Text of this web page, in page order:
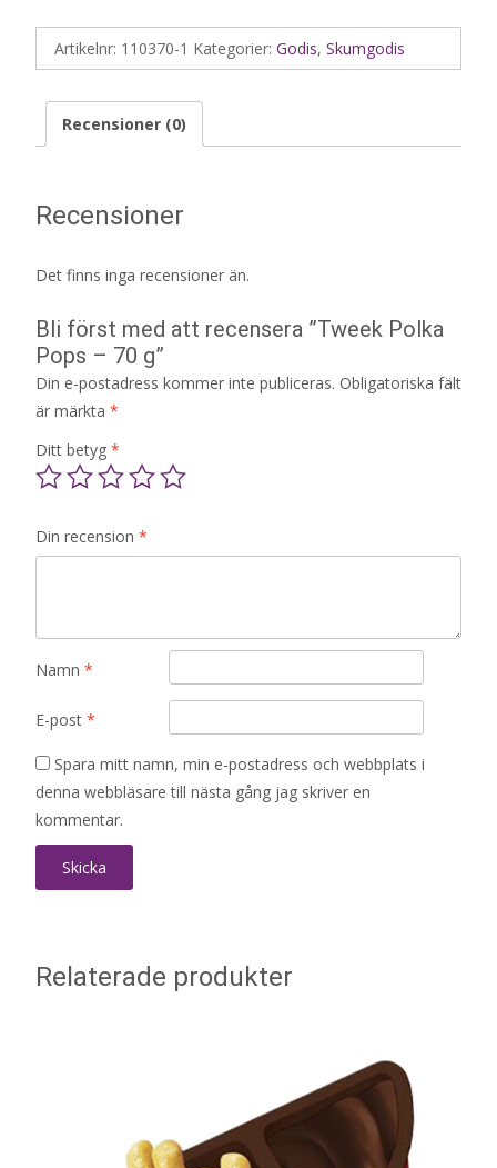
Artikelnr: 110370-1 Kategorier: Godis, Skumgodis
Recensioner (0)
Recensioner
Det finns inga recensioner än.
Bli först med att recensera ”Tweek Polka
Pops – 70 g”
Din e-postadress kommer inte publiceras. Obligatoriska fält
är märkta *
Ditt betyg *
Din recension *
Namn *
E-post *
Spara mitt namn, min e-postadress och webbplats i
denna webbläsare till nästa gång jag skriver en
kommentar.
Relaterade produkter